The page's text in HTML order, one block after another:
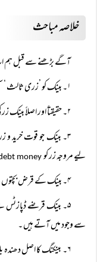
خلاصہ مباحث
آگے بڑھنے سے قبل ہم
۱۔ بینک کو ’زری ثالث ‘ سمجھنا غلط فہمی اور دھوکے کے سوا اور کچھ نہیں ۔
۲۔ حقیقتاً اور اصلاً بینک زر کی لین دین نہیں بلکہ اس کی تخلیق کا کام سر انجام دیتا ہے ۔
۳۔ بینک جو قوت خرید
لیے مروجہ زر کوdebt money (
۴۔ بینک کے قرض بچتوں کے برابر ہونا نا ممکن الوقوع شے ہے ۔
۵۔ بینک قرضے
سے وجود میں آتے ہیں ۔
۶۔ بینکنگ کا اصل دھندہ بلا کسی عوض قرض پر سود